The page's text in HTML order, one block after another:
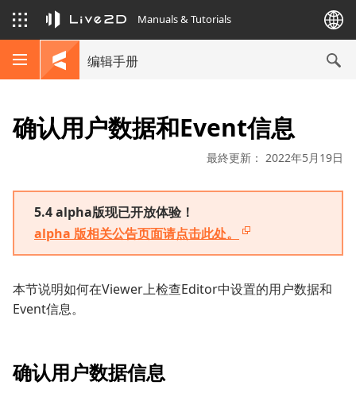
Manuals & Tutorials
编辑手册
确认用户数据和Event信息
最終更新： 2022年5月19日
5.4 alpha版现已开放体验！
alpha 版相关公告页面请点击此处。
本节说明如何在Viewer上检查Editor中设置的用户数据和
Event信息。
确认用户数据信息